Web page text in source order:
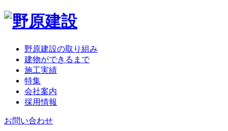
野原建設の取り組み
建物ができるまで
施工実績
特集
会社案内
採用情報
お問い合わせ